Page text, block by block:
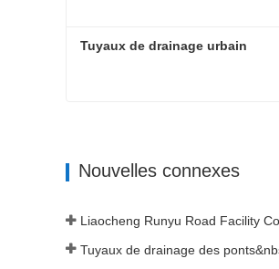
Tuyaux de drainage urbain
Nouvelles connexes